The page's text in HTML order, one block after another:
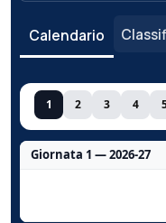
Calendario
1 2 3 4
Giornata 1 — 2026-27